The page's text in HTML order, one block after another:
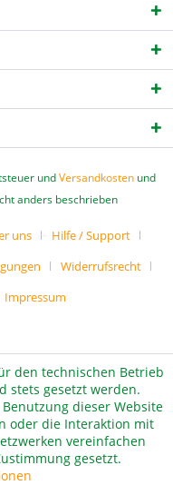
undVersandkostenund
anders beschrieben
uns
Hilfe / Support
Widerrufsrecht
Impressum
den technischen Betrieb
stets gesetzt werden.
dieser Website
oder die Interaktion mit
vereinfachen
gesetzt.